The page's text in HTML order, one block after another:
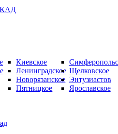
Киевское
Ленинградское
Новорязанское
Пятницкое
Щелковское
Энтузиастов
Ярославское